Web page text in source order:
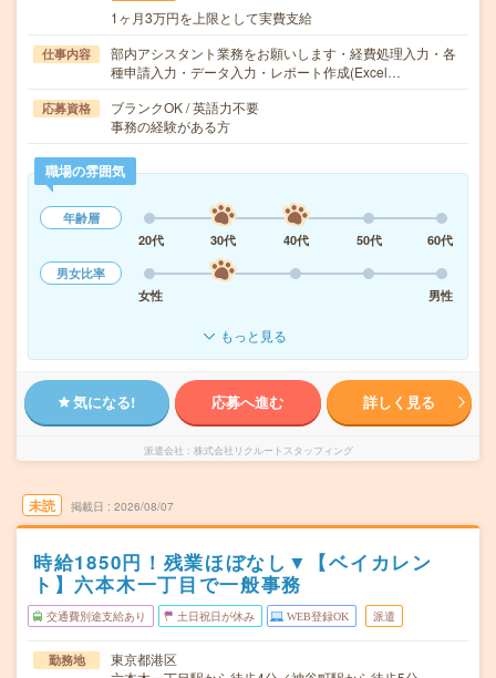
1ヶ月3万円を上限として実費支給
仕事内容
部内アシスタント業務をお願いします・経費処理入力・各
種申請入力・データ入力・レポート作成(Excel…
応募資格
ブランクOK / 英語力不要
事務の経験がある方
職場の雰囲気
年齢層
20代
30代 40代 50代
60代
男女比率
女性
男性
もっと見る
気になる! 応募へ進む 詳しく見る
派遣会社 株式会社リクルートスタッフィング
未読 掲載日 2026/08/07
時給1850円！残業ほぼなし▼【ベイカレン
ト】六本木一丁目で一般事務
交通費別途支給あり 土日祝日が休み WEB登録OK 派遣
勤務地
東京都港区